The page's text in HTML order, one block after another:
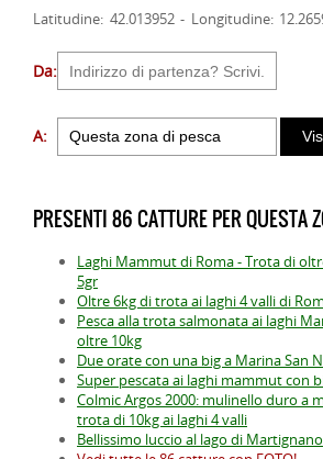
Latitudine: 42.013952 - Longitudine:
Da:
A:
PRESENTI 86 CATTURE PER QUESTA
Laghi Mammut di Roma - Trota di
5gr
Oltre 6kg di trota ai laghi 4 valli di
Pesca alla trota salmonata ai laghi
oltre 10kg
Due orate con una big a Marina San
Super pescata ai laghi mammut con
Colmic Argos 2000: mulinello duro a
trota di 10kg ai laghi 4 valli
Bellissimo luccio al lago di Martignano